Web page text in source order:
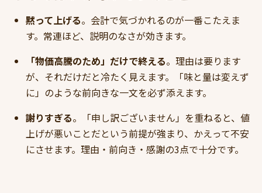
黙って上げる。会計で気づかれるのが一番こたえま
す。常連ほど、説明のなさが効きます。
「物価高騰のため」だけで終える。理由は要ります
が、それだけだと冷たく見えます。「味と量は変えず
に」のような前向きな一文を必ず添えます。
謝りすぎる。「申し訳ございません」を重ねると、値
上げが悪いことだという前提が強まり、かえって不安
にさせます。理由・前向き・感謝の3点で十分です。